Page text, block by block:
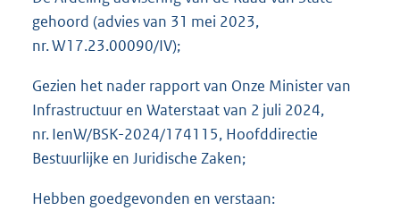
gehoord (advies van 31 mei 2023,
nr. W17.23.00090/IV);
Gezien het nader rapport van Onze Minister van
Infrastructuur en Waterstaat van 2 juli 2024,
nr. IenW/BSK-2024/174115, Hoofddirectie
Bestuurlijke en Juridische Zaken;
Hebben goedgevonden en verstaan: